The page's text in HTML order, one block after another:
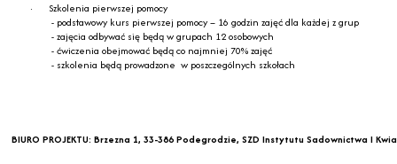
·
Szkolenia pierwszej pomocy
- podstawowy kurs pierwszej pomocy – 16 godzin zajęć dla każdej z grup
- zajęcia odbywać się będą w grupach 12 osobowych
- ćwiczenia obejmować będą co najmniej 70% zajęć
- szkolenia będą prowadzone w poszczególnych szkołach
BIURO PROJEKTU: Brzezna 1, 33-386 Podegrodzie, SZD Instytutu Sadownictwa I